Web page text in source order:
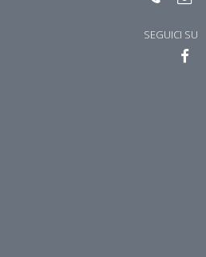
SEGUICI SU